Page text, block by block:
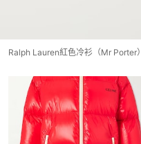
Ralph Lauren紅色冷衫（Mr Porter）